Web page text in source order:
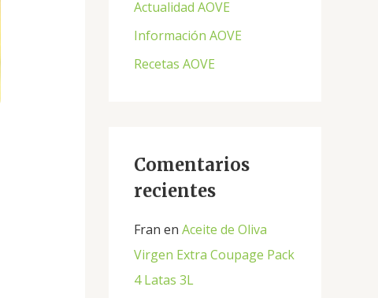
p
o
r
Actualidad AOVE
Información AOVE
Recetas AOVE
Comentarios
recientes
Fran en Aceite de Oliva
Virgen Extra Coupage Pack
4 Latas 3L